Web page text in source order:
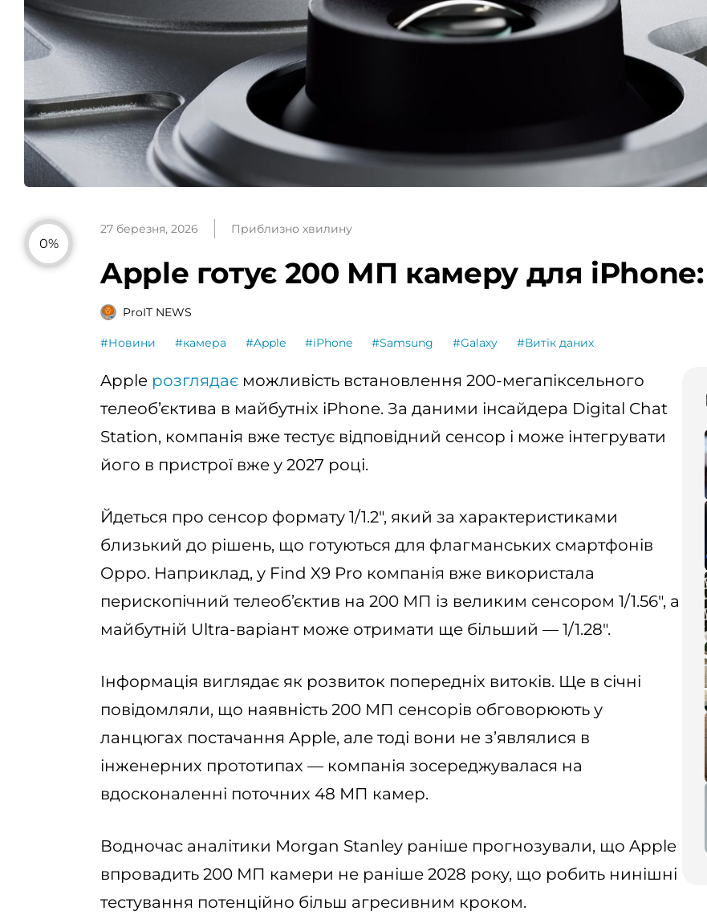
0%
27 березня, 2026 Приблизно хвилину
Apple готує 200 МП камеру для
ProIT NEWS
#Новини #камера #Apple #iPhone #Samsung #Galaxy #Витік даних
Apple розглядає можливість встановлення 200-мегапіксельного
телеоб’єктива в майбутніх iPhone. За даними інсайдера Digital Chat
Station, компанія вже тестує відповідний сенсор і може інтегрувати
його в пристрої вже у 2027 році.
Йдеться про сенсор формату 1/1.2", який за характеристиками
близький до рішень, що готуються для флагманських смартфонів
Oppo. Наприклад, у Find X9 Pro компанія вже використала
перископічний телеоб’єктив на 200 МП із великим сенсором 1/1.56", а
майбутній Ultra-варіант може отримати ще більший — 1/1.28".
Інформація виглядає як розвиток попередніх витоків. Ще в січні
повідомляли, що наявність 200 МП сенсорів обговорюють у
ланцюгах постачання Apple, але тоді вони не з’являлися в
інженерних прототипах — компанія зосереджувалася на
вдосконаленні поточних 48 МП камер.
Водночас аналітики Morgan Stanley раніше прогнозували, що Apple
впровадить 200 МП камери не раніше 2028 року, що робить нинішні
тестування потенційно більш агресивним кроком.